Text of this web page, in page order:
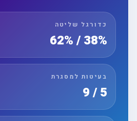
כדורגל שליטה
38% / 62%
בעיטות למסגרת